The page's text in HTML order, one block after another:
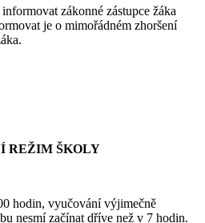
zákonné zástupce žáka
je o mimořádném zhoršení
REŽIM ŠKOLY
hodin, vyučování výjimečně
nesmí začínat dříve než v 7 hodin.